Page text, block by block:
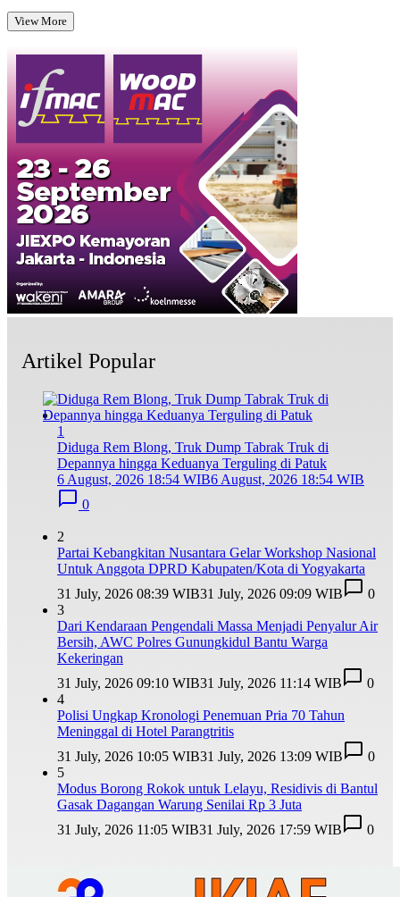
View More
Artikel Popular
1
Diduga Rem Blong, Truk Dump Tabrak Truk di
Depannya hingga Keduanya Terguling di Patuk
6 August, 2026 18:54 WIB6 August, 2026 18:54 WIB
0
2
Partai Kebangkitan Nusantara Gelar Workshop Nasional
Untuk Anggota DPRD Kabupaten/Kota di Yogyakarta
31 July, 2026 08:39 WIB31 July, 2026 09:09 WIB
0
3
Dari Kendaraan Pengendali Massa Menjadi Penyalur Air
Bersih, AWC Polres Gunungkidul Bantu Warga
Kekeringan
31 July, 2026 09:10 WIB31 July, 2026 11:14 WIB
0
4
Polisi Ungkap Kronologi Penemuan Pria 70 Tahun
Meninggal di Hotel Parangtritis
31 July, 2026 10:05 WIB31 July, 2026 13:09 WIB
0
5
Modus Borong Rokok untuk Lelayu, Residivis di Bantul
Gasak Dagangan Warung Senilai Rp 3 Juta
31 July, 2026 11:05 WIB31 July, 2026 17:59 WIB 0